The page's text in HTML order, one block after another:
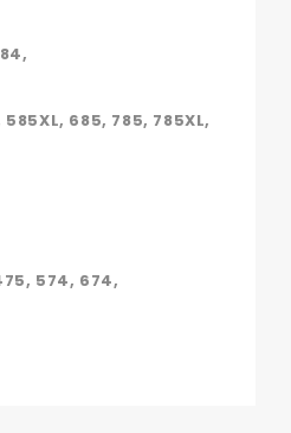
685, 785, 785XL,
574, 674,